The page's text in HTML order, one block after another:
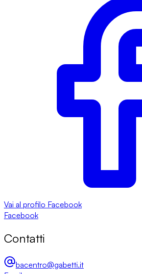
Vai al profilo Facebook
Facebook
Contatti
bacentro@gabetti.it